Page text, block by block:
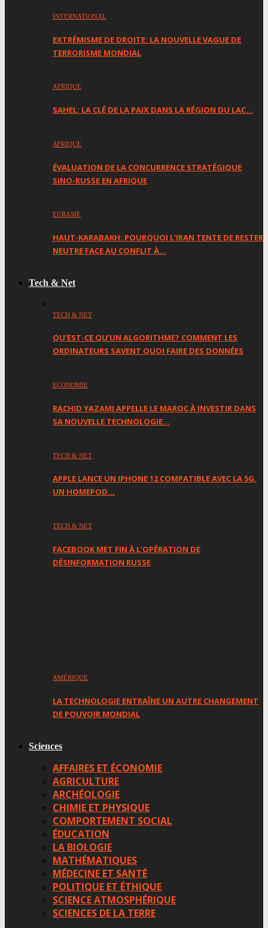
INTERNATIONAL
EXTRÉMISME DE DROITE: LA NOUVELLE VAGUE DE
TERRORISME MONDIAL
AFRIQUE
SAHEL: LA CLÉ DE LA PAIX DANS LA RÉGION DU LAC…
AFRIQUE
ÉVALUATION DE LA CONCURRENCE STRATÉGIQUE
SINO-RUSSE EN AFRIQUE
EURASIE
HAUT-KARABAKH: POURQUOI L’IRAN TENTE DE RESTER
NEUTRE FACE AU CONFLIT À…
Tech & Net
TECH & NET
QU’EST-CE QU’UN ALGORITHME? COMMENT LES
ORDINATEURS SAVENT QUOI FAIRE DES DONNÉES
ECONOMIE
RACHID YAZAMI APPELLE LE MAROC À INVESTIR DANS
SA NOUVELLE TECHNOLOGIE…
TECH & NET
APPLE LANCE UN IPHONE 12 COMPATIBLE AVEC LA 5G,
UN HOMEPOD…
TECH & NET
FACEBOOK MET FIN À L’OPÉRATION DE
DÉSINFORMATION RUSSE
AMÉRIQUE
LA TECHNOLOGIE ENTRAÎNE UN AUTRE CHANGEMENT
DE POUVOIR MONDIAL
Sciences
AFFAIRES ET ÉCONOMIE
AGRICULTURE
ARCHÉOLOGIE
CHIMIE ET PHYSIQUE
COMPORTEMENT SOCIAL
ÉDUCATION
LA BIOLOGIE
MATHÉMATIQUES
MÉDECINE ET SANTÉ
POLITIQUE ET ÉTHIQUE
SCIENCE ATMOSPHÉRIQUE
SCIENCES DE LA TERRE